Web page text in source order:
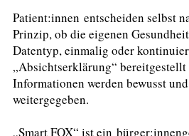
Patient:innen entscheiden selbst
Prinzip, ob die eigenen
Datentyp, einmalig oder
„Absichtserklärung“
Informationen werden bewusst
weitergegeben.
„Smart FOX“ ist ein